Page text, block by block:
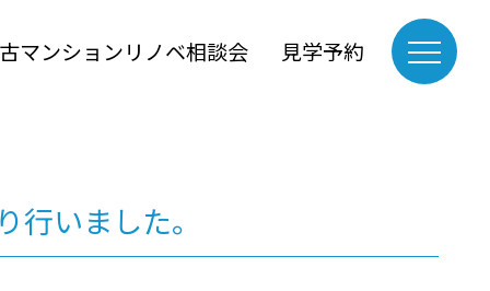
マンションリノベ相談会 見学予約
いました。